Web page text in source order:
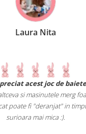
Laura Nita
acest joc de
si masinutele merg
poate fi "deranjat" in
surioara mai mica :).